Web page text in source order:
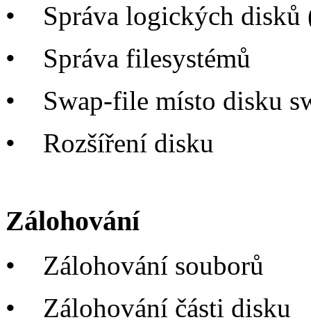
•
Správa logických
•
Správa filesystémů
•
Swap-file místo disku
•
Rozšíření disku
Zálohování
•
Zálohování souborů
•
Zálohování části disku